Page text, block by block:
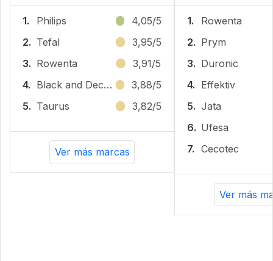
1. Philips
4,05/5
2. Tefal
3,95/5
3. Rowenta
3,91/5
4.
Black and Decker
3,88/5
5. Taurus 3,82/5
Ver más marcas
1.
Rowenta
2. Prym
3. Duronic
4. Effektiv
5. Jata
6. Ufesa
7. Cecotec
Ver más